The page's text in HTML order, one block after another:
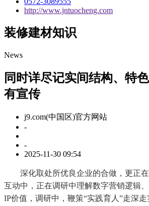
http://www.jntuocheng.com
装修建材知识
News
同时详尽记实间结构、特
有宣传
j9.com(中国区)官方网站
-
-
2025-11-30 09:54
深化取处所优良企业的合做，更正在
互动中，正在调研中理解数字营销逻辑
IP价值，调研中，鞭策“实践育人”走深